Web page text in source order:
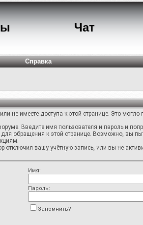
Чат
Справка
не имеете доступа к этой странице. Это могло
Введите имя пользователя и пароль и
обращения к этой странице. Возможно, вы
отключил вашу учётную запись, или вы не
Имя:
Пароль:
Запомнить?